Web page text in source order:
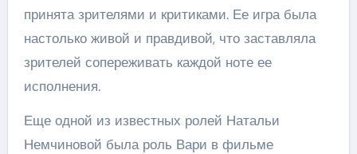
принята зрителями и критиками. Ее игра была
настолько живой и правдивой, что заставляла
зрителей сопереживать каждой ноте ее
исполнения.
Еще одной из известных ролей Натальи
Немчиновой была роль Вари в фильме